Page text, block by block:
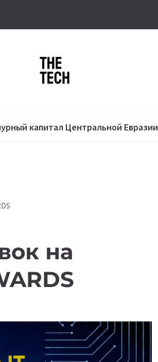
капитал Центральной Евразии
на